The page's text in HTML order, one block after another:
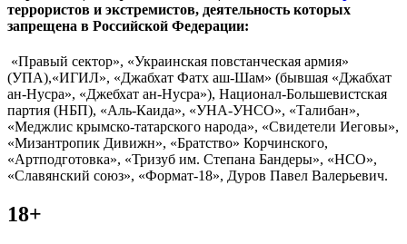
террористов и экстремистов, деятельность которых
запрещена в Российской Федерации:
«Правый сектор», «Украинская повстанческая армия»
(УПА),«ИГИЛ», «Джабхат Фатх аш-Шам» (бывшая «Джабхат
ан-Нусра», «Джебхат ан-Нусра»), Национал-Большевистская
партия (НБП), «Аль-Каида», «УНА-УНСО», «Талибан»,
«Меджлис крымско-татарского народа», «Свидетели Иеговы»,
«Мизантропик Дивижн», «Братство» Корчинского,
«Артподготовка», «Тризуб им. Степана Бандеры», «НСО»,
«Славянский союз», «Формат-18», Дуров Павел Валерьевич.
18+